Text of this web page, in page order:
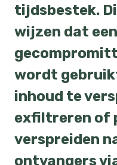
tijdsbestek.
wijzen dat een
wordt
inhoud te
exfiltreren of
verspreiden
ontvangers